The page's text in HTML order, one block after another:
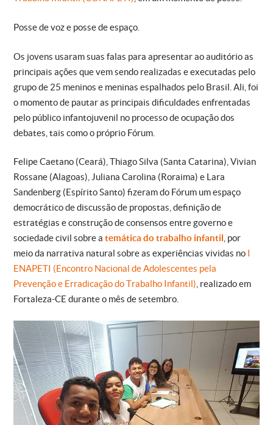
Posse de voz e posse de espaço.
Os jovens usaram suas falas para apresentar ao auditório as
principais ações que vem sendo realizadas e executadas pelo
grupo de 25 meninos e meninas espalhados pelo Brasil. Ali, foi
o momento de pautar as principais dificuldades enfrentadas
pelo público infantojuvenil no processo de ocupação dos
debates, tais como o próprio Fórum.
Felipe Caetano (Ceará), Thiago Silva (Santa Catarina), Vivian
Rossane (Alagoas), Juliana Carolina (Roraima) e Lara
Sandenberg (Espírito Santo) fizeram do Fórum um espaço
democrático de discussão de propostas, definição de
estratégias e construção de consensos entre governo e
sociedade civil sobre a temática do trabalho infantil , por
meio da narrativa natural sobre as experiências vividas no I
ENAPETI (Encontro Nacional de Adolescentes pela
Prevenção e Erradicação do Trabalho Infantil) , realizado em
Fortaleza-CE durante o mês de setembro.